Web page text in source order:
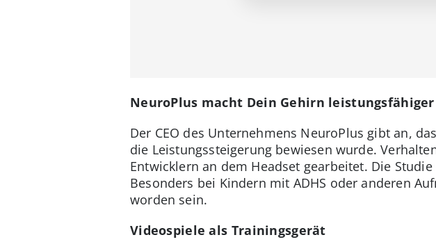
NeuroPlus macht Dein Gehirn leistungsfähiger
Der CEO des Unternehmens NeuroPlus gibt an,
die Leistungssteigerung bewiesen wurde.
Entwicklern an dem Headset gearbeitet. Die
Besonders bei Kindern mit ADHS oder anderen
worden sein.
Videospiele als Trainingsgerät